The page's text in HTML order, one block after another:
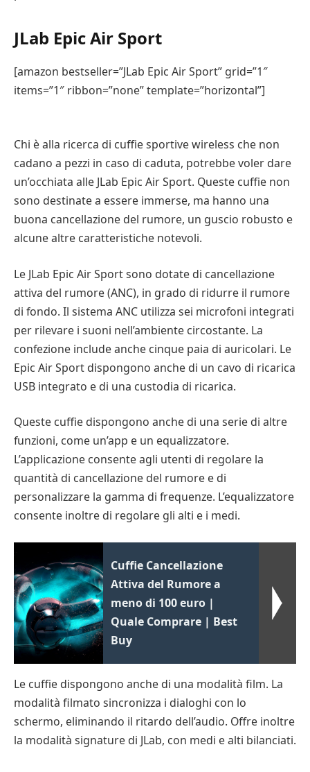
JLab Epic Air Sport
[amazon bestseller=”JLab Epic Air Sport” grid=”1″
items=”1″ ribbon=”none” template=”horizontal”]
Chi è alla ricerca di cuffie sportive wireless che non
cadano a pezzi in caso di caduta, potrebbe voler dare
un’occhiata alle JLab Epic Air Sport. Queste cuffie non
sono destinate a essere immerse, ma hanno una
buona cancellazione del rumore, un guscio robusto e
alcune altre caratteristiche notevoli.
Le JLab Epic Air Sport sono dotate di cancellazione
attiva del rumore (ANC), in grado di ridurre il rumore
di fondo. Il sistema ANC utilizza sei microfoni integrati
per rilevare i suoni nell’ambiente circostante. La
confezione include anche cinque paia di auricolari. Le
Epic Air Sport dispongono anche di un cavo di ricarica
USB integrato e di una custodia di ricarica.
Queste cuffie dispongono anche di una serie di altre
funzioni, come un’app e un equalizzatore.
L’applicazione consente agli utenti di regolare la
quantità di cancellazione del rumore e di
personalizzare la gamma di frequenze. L’equalizzatore
consente inoltre di regolare gli alti e i medi.
Cuffie Cancellazione
Attiva del Rumore a
meno di 100 euro |
Quale Comprare | Best
Buy
Le cuffie dispongono anche di una modalità film. La
modalità filmato sincronizza i dialoghi con lo
schermo, eliminando il ritardo dell’audio. Offre inoltre
la modalità signature di JLab, con medi e alti bilanciati.